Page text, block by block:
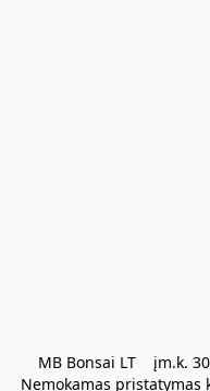
MB Bonsai LT    įm.k.
Nemokamas pristatymas